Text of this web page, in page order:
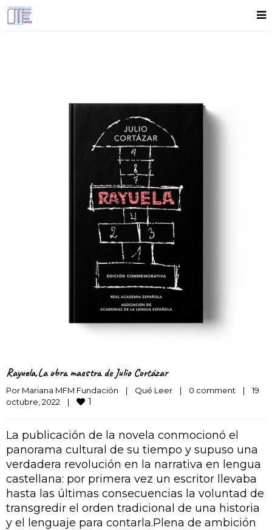
Rayuela,La obra maestra de Julio Cortázar
Por Mariana MFM Fundación | Qué Leer | 0 comment |
19
octubre, 2022 | 1
La publicación de la novela conmocionó el
panorama cultural de su tiempo y supuso una
verdadera revolución en la narrativa en lengua
castellana: por primera vez un escritor llevaba
hasta las últimas consecuencias la voluntad de
transgredir el orden tradicional de una historia
y el lenguaje para contarla.Plena de ambición